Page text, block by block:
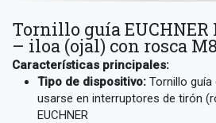
Tornillo guía EUCHNER
– iloa (ojal) con rosca M8
Características principales:
Tipo de dispositivo: Tornillo
usarse en interruptores de tirón
EUCHNER